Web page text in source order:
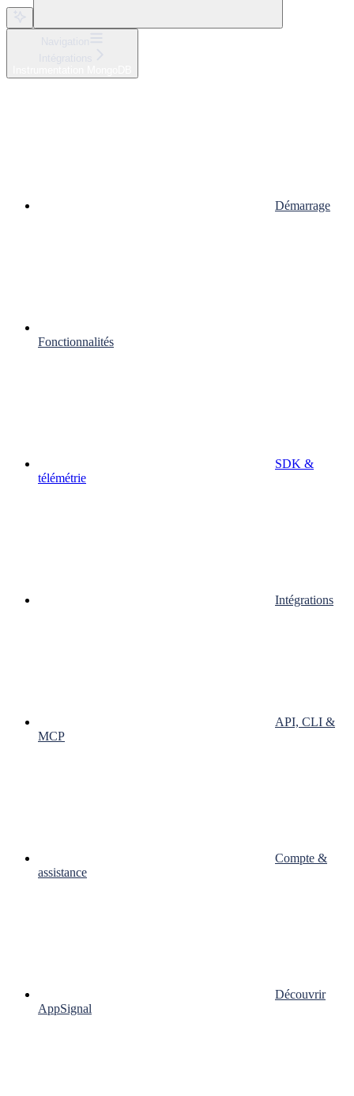
Démarrage
Fonctionnalités
SDK &
télémétrie
Intégrations
API, CLI &
MCP
Compte &
assistance
Découvrir
AppSignal